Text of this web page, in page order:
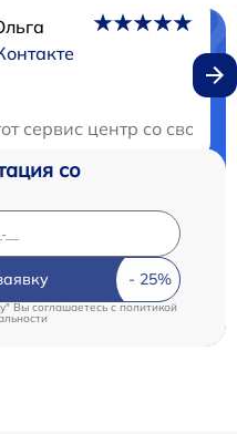
сервис центр со своей
со
Вы соглашаетесь c политикой